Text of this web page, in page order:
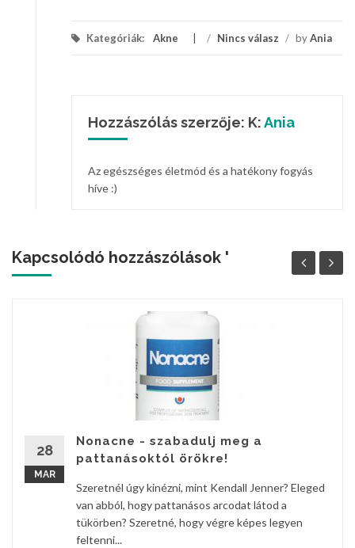
Kategóriák: Akne / Nincs válasz / byAnia
Hozzászólás szerzője: K:Ania
Az egészséges életmód és a hatékony fogyás
híve :)
Kapcsolódó hozzászólások '
28
MAR
Nonacne - szabadulj meg a
pattanásoktól örökre!
Szeretnél úgy kinézni, mint Kendall Jenner? Eleged
van abból, hogy pattanásos arcodat látod a
tükörben? Szeretné, hogy végre képes legyen
feltenni...